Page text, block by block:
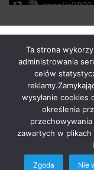
Pranie Tapicerki /
Hosting Stron
START
Radio
Nowości Z Youtuba
Ta strona
administrowania
celów
wysyłanie cookies
określenia
zawartych w
Zgoda Nie